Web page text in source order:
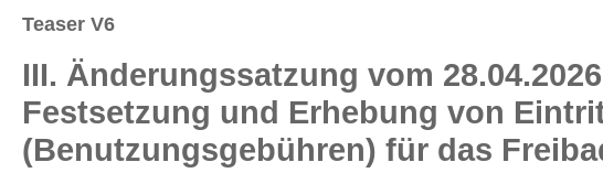
Teaser V6
III. Änderungssatzung vom
Festsetzung und Erhebung von
(Benutzungsgebühren) für das